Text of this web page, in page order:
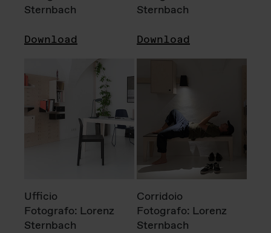
Sternbach
Download
Sternbach
Download
Ufficio
Fotografo: Lorenz
Sternbach
Corridoio
Fotografo: Lorenz
Sternbach